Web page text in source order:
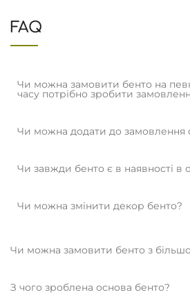
FAQ
Чи можна замовити бенто на
часу потрібно зробити
Чи можна додати до замовлення
Чи завжди бенто є в наявності в
Чи можна змінити декор бенто?
Чи можна замовити бенто з
З чого зроблена основа бенто?